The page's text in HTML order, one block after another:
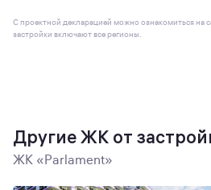
С проектной декларацией можно ознакомиться на
застройки включают все регионы.
Другие ЖК от
ЖК «Parlament»